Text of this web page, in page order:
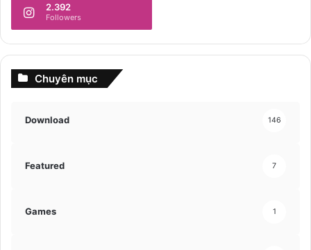
2.392
Followers
Chuyên mục
Download 146
Featured 7
Games 1